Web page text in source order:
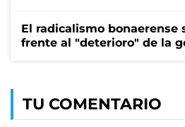
El radicalismo bonaerense
frente al "deterioro" de la
TU COMENTARIO